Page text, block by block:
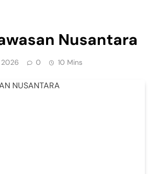
Nusantara
2026 0 10 Mins